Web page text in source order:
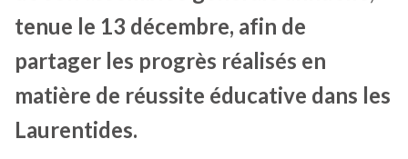
tenue le 13 décembre, afin de
partager les progrès réalisés en
matière de réussite éducative dans les
Laurentides.